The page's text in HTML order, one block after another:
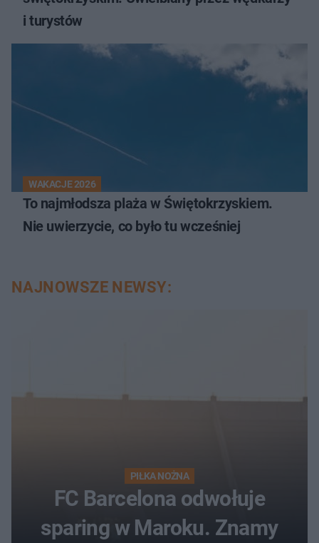
i turystów
WAKACJE 2026
To najmłodsza plaża w Świętokrzyskiem.
Nie uwierzycie, co było tu wcześniej
NAJNOWSZE NEWSY:
PIŁKA NOŻNA
FC Barcelona odwołuje
sparing w Maroku. Znamy